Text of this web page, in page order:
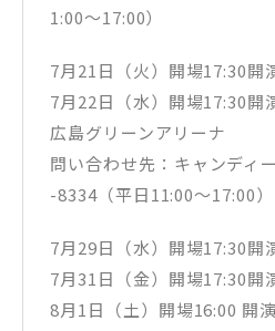
1:00〜17:00）
7月21日（火）開場17:30開
7月22日（水）開場17:30開
広島グリーンアリーナ
問い合わせ先：キャンディ
-8334（平日11:00〜17:00）
7月29日（水）開場17:30開
7月31日（金）開場17:30開
8月1日（土）開場16:00 開